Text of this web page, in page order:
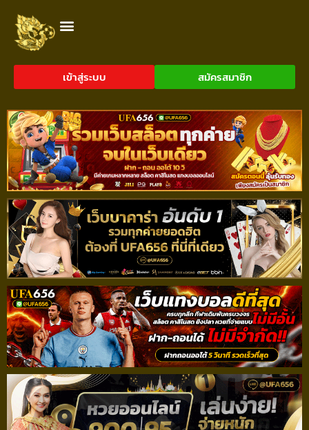
เข้าสู่ระบบ สมัครสมาชิก